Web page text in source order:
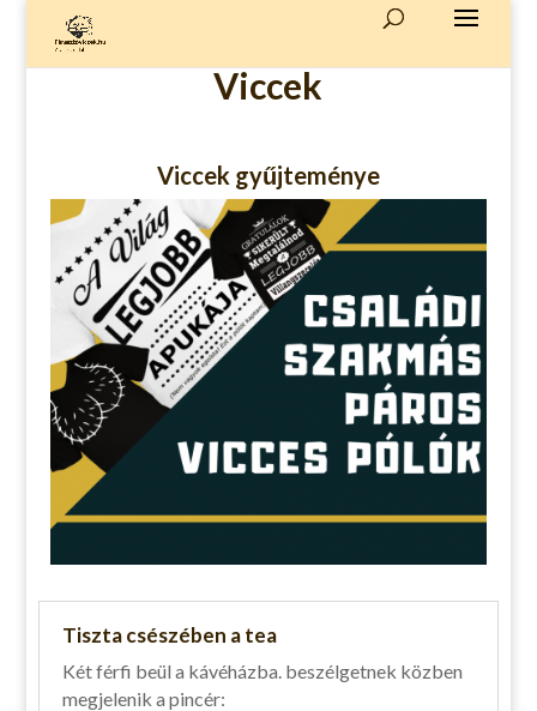
Viccek
Viccek gyűjteménye
Tiszta csészében a tea
Két férfi beül a kávéházba. beszélgetnek közben
megjelenik a pincér: